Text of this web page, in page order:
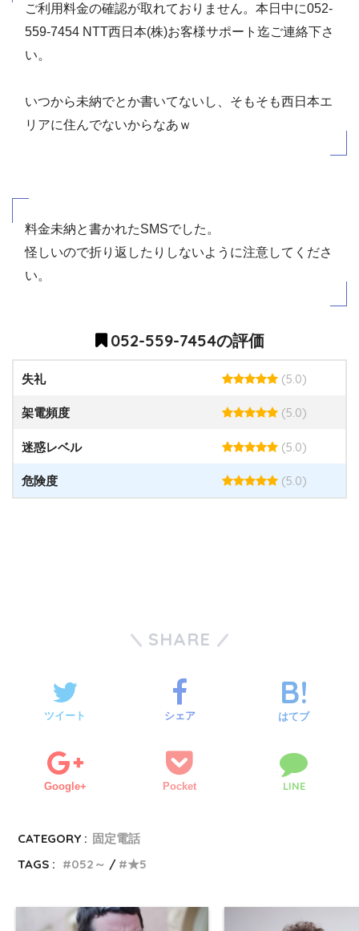
ご利用料金の確認が取れておりません。本日中に052-
559-7454 NTT西日本(株)お客様サポート迄ご連絡下さ
い。
いつから未納でとか書いてないし、そもそも西日本エ
リアに住んでないからなあｗ
料金未納と書かれたSMSでした。
怪しいので折り返したりしないように注意してくださ
い。
052-559-7454の評価
失礼 (5.0)
架電頻度 (5.0)
迷惑レベル (5.0)
危険度 (5.0)
SHARE
ツイート シェア はてブ
Google+ Pocket LINE
CATEGORY : 固定電話
TAGS :
052～ ★5